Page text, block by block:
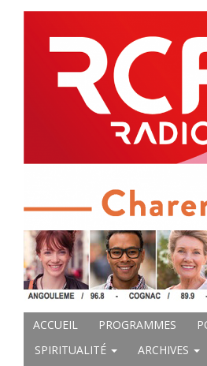
ACCUEIL PROGRAMMES
SPIRITUALITÉ
ARCHIVES